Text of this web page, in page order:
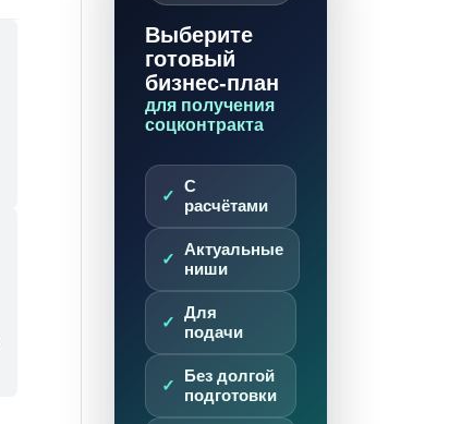
Выберите
готовый
бизнес-план
для получения
соцконтракта
С
расчётами
Актуальные
ниши
Для
подачи
Без долгой
подготовки